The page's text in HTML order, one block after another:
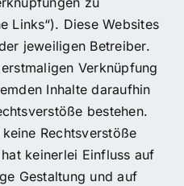
Links“). Diese Websites
jeweiligen Betreiber.
Verknüpfung
Inhalte daraufhin
bestehen.
Rechtsverstöße
keinerlei Einfluss auf
Gestaltung und auf